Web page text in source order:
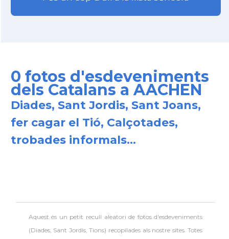
0 fotos d'esdeveniments
dels Catalans a AACHEN
Diades, Sant Jordis, Sant Joans,
fer cagar el Tió, Calçotades,
trobades informals...
Aquest és un petit recull aleatori de fotos d'esdeveniments
(Diades, Sant Jordis, Tions) recopilades als nostre sites. Totes